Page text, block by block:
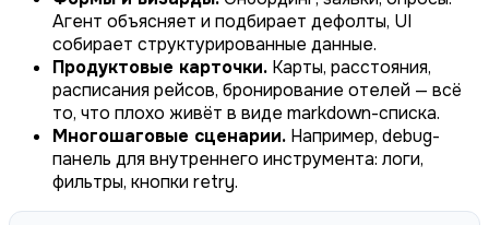
Агент объясняет и подбирает дефолты, UI
собирает структурированные данные.
Продуктовые карточки. Карты, расстояния,
расписания рейсов, бронирование отелей — всё
то, что плохо живёт в виде markdown-списка.
Многошаговые сценарии. Например, debug-
панель для внутреннего инструмента: логи,
фильтры, кнопки retry.